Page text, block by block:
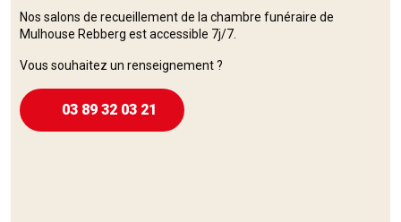
Nos salons de recueillement de la chambre funéraire de
Mulhouse Rebberg est accessible 7j/7.
Vous souhaitez un renseignement ?
03 89 32 03 21